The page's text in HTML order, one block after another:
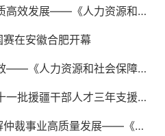
推进人力资源服务业优质高效发展——《人力资源和社会保障事业发展“十五五”规划》系列解读
赛在安徽合肥开幕
提升农民工服务保障质效——《人力资源和社会保障事业发展“十五五”规划》系列解读
天山南北起长歌——第十一批援疆干部人才三年支援工作综述
抓好“四化”建设推进调解仲裁事业高质量发展——《人力资源和社会保障事业发展“十五五”规划》系列解读